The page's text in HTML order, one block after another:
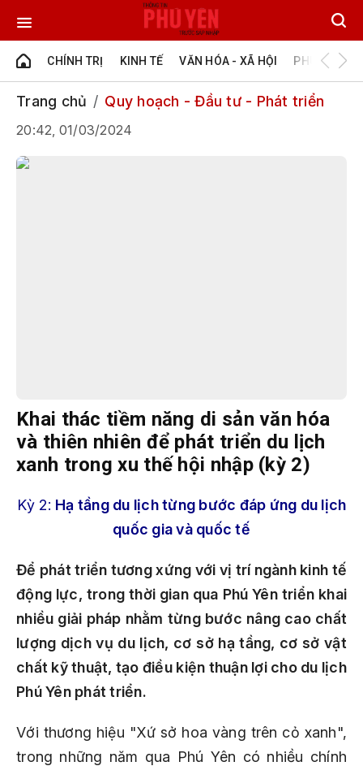
CHÍNH TRỊ KINH TẾ VĂN HÓA - XÃ HỘI PHÚ YÊN -
Trang chủ Quy hoạch - Đầu tư - Phát triển
20:42, 01/03/2024
Khai thác tiềm năng di sản văn hóa
và thiên nhiên để phát triển du lịch
xanh trong xu thế hội nhập (kỳ 2)
Kỳ 2: Hạ tầng du lịch từng bước đáp ứng du lịch
quốc gia và quốc tế
Để phát triển tương xứng với vị trí ngành kinh tế
động lực, trong thời gian qua Phú Yên triển khai
nhiều giải pháp nhằm từng bước nâng cao chất
lượng dịch vụ du lịch, cơ sở hạ tầng, cơ sở vật
chất kỹ thuật, tạo điều kiện thuận lợi cho du lịch
Phú Yên phát triển.
Với thương hiệu "Xứ sở hoa vàng trên cỏ xanh",
trong những năm qua Phú Yên có nhiều chính